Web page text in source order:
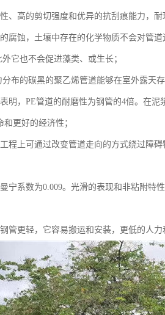
、高的剪切强度和优异的抗刮痕能力，耐
腐蚀，土壤中存在的化学物质不会对管
它也不会促进藻类、或生长；
布的碳黑的聚乙烯管道能够在室外露天
明，PE管道的耐磨性为钢管的4倍。在
更好的经济性；
程上可通过改变管道走向的方式绕过障
宁系数为0.009。光滑的表现和非粘附特
管更轻，它容易搬运和安装，更低的人力